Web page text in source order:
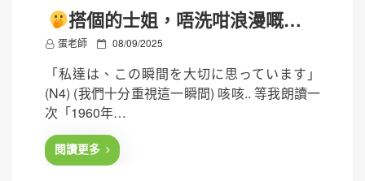
搭個的士姐，唔洗咁浪漫嘅…
蛋老師
P
s
e
d
08/09/2025
「私達は、この瞬間を大切に思っています」
(N4) (我們十分重視這一瞬間) 咳咳.. 等我朗讀一
次「1960年…
閱讀更多